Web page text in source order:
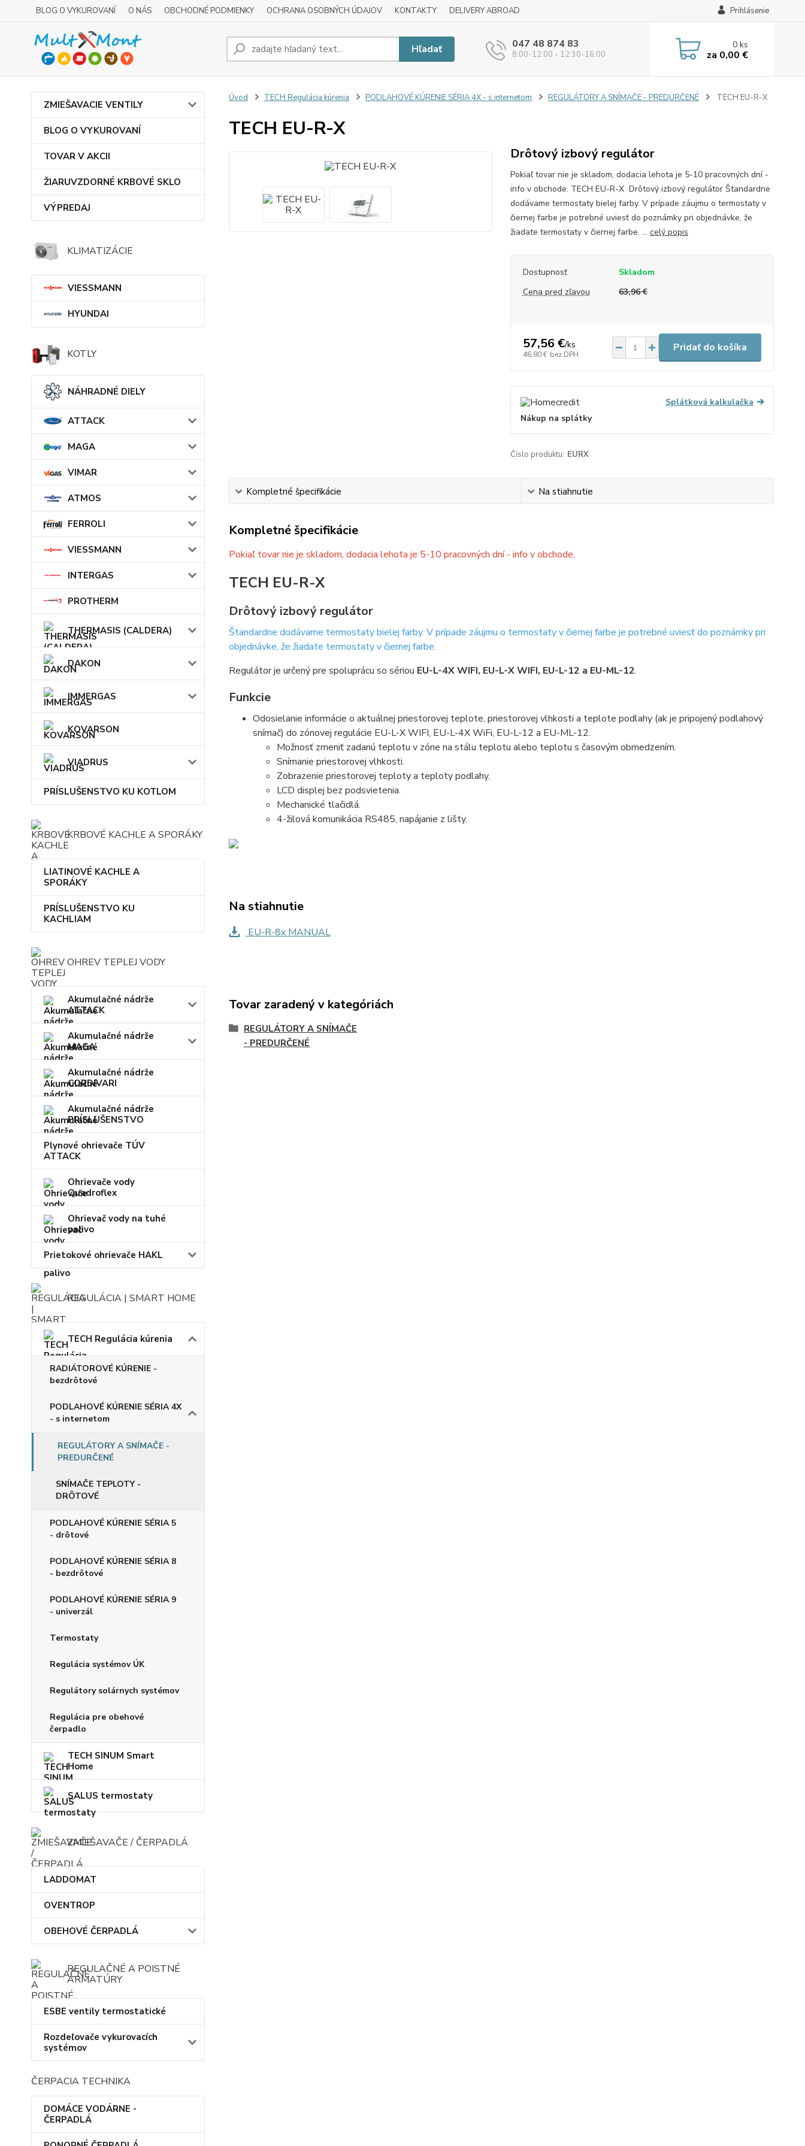
BLOG O VYKUROVANÍ O NÁS OBCHODNÉ PODMIENKY OCHRANA OSOBNÝCH ÚDAJOV KONTAKTY DELIVERY ABROAD Prihlásenie
Hľadať 047 48 874 83
8:00-12:00 - 12:30-16:00
0ks
za 0,00 €
ZMIEŠAVACIE VENTILY
BLOG O VYKUROVANÍ
TOVAR V AKCII
ŽIARUVZDORNÉ KRBOVÉ SKLO
VÝPREDAJ
KLIMATIZÁCIE
VIESSMANN
HYUNDAI
KOTLY
NÁHRADNÉ DIELY
ATTACK
MAGA
VIMAR
ATMOS
FERROLI
VIESSMANN
INTERGAS
PROTHERM
THERMASIS (CALDERA)
DAKON
IMMERGAS
KOVARSON
VIADRUS
PRÍSLUŠENSTVO KU KOTLOM
KRBOVÉ KACHLE A SPORÁKY
LIATINOVÉ KACHLE A
SPORÁKY
PRÍSLUŠENSTVO KU
KACHLIAM
OHREV TEPLEJ VODY
Akumulačné nádrže
ATTACK
Akumulačné nádrže
MAGA
Akumulačné nádrže
CORDIVARI
Akumulačné nádrže
PRÍSLUŠENSTVO
Plynové ohrievače TÚV
ATTACK
Ohrievače vody
Quadroflex
Ohrievač vody na tuhé
palivo
Prietokové ohrievače HAKL
REGULÁCIA | SMART HOME
TECH Regulácia kúrenia
RADIÁTOROVÉ KÚRENIE -
bezdrôtové
PODLAHOVÉ KÚRENIE SÉRIA 4X
- s internetom
REGULÁTORY A SNÍMAČE -
PREDURČENÉ
SNÍMAČE TEPLOTY -
DRÔTOVÉ
PODLAHOVÉ KÚRENIE SÉRIA 5
- drôtové
PODLAHOVÉ KÚRENIE SÉRIA 8
- bezdrôtové
PODLAHOVÉ KÚRENIE SÉRIA 9
- univerzál
Termostaty
Regulácia systémov ÚK
Regulátory solárnych systémov
Regulácia pre obehové
čerpadlo
TECH SINUM Smart
Home
SALUS termostaty
ZMIEŠAVAČE / ČERPADLÁ
LADDOMAT
OVENTROP
OBEHOVÉ ČERPADLÁ
REGULAČNÉ A POISTNÉ
ARMATÚRY
ESBE ventily termostatické
Rozdeľovače vykurovacích
systémov
ČERPACIA TECHNIKA
DOMÁCE VODÁRNE -
ČERPADLÁ
Úvod TECH Regulácia kúrenia PODLAHOVÉ KÚRENIE SÉRIA 4X - s internetom REGULÁTORY A SNÍMAČE - PREDURČENÉ TECH EU-R-X
TECH EU-R-X
Drôtový izbový regulátor
Pokiaľ tovar nie je skladom, dodacia lehota je 5-10 pracovných dní -
info v obchode. TECH EU-R-X Drôtový izbový regulátor Štandardne
dodávame termostaty bielej farby. V prípade záujmu o termostaty v
čiernej farbe je potrebné uviesť do poznámky pri objednávke, že
žiadate termostaty v čiernej farbe. ... celý popis
Dostupnosť
Skladom
Cena pred zľavou
63,96 €
57,56 €/ks
46,80 € bez DPH
Pridať do košíka
Splátková kalkulačka
Nákup na splátky
Číslo produktu: EURX
Kompletné špecifikácie Na stiahnutie
Kompletné špecifikácie
Pokiaľ tovar nie je skladom, dodacia lehota je 5-10 pracovných dní - info v obchode.
TECH EU-R-X
Drôtový izbový regulátor
Štandardne dodávame termostaty bielej farby. V prípade záujmu o termostaty v čiernej farbe je potrebné uviesť do poznámky pri
objednávke, že žiadate termostaty v čiernej farbe.
Regulátor je určený pre spoluprácu so sériou EU-L-4X WIFI, EU-L-X WIFI, EU-L-12 a EU-ML-12.
Funkcie
Odosielanie informácie o aktuálnej priestorovej teplote, priestorovej vlhkosti a teplote podlahy (ak je pripojený podlahový
snímač) do zónovej regulácie EU-L-X WIFI, EU-L-4X WiFi, EU-L-12 a EU-ML-12.
Možnosť zmeniť zadanú teplotu v zóne na stálu teplotu alebo teplotu s časovým obmedzením.
Snímanie priestorovej vlhkosti.
Zobrazenie priestorovej teploty a teploty podlahy.
LCD displej bez podsvietenia.
Mechanické tlačidlá.
4-žilová komunikácia RS485, napájanie z lišty.
Na stiahnutie
EU-R-8x MANUAL
Tovar zaradený v kategóriách
REGULÁTORY A SNÍMAČE
- PREDURČENÉ